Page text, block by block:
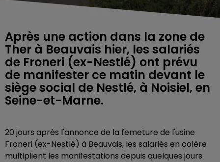
Après une action dans la zone de
Ther à Beauvais hier, les salariés
de Froneri (ex-Nestlé) ont prévu
de manifester ce matin devant le
siège social de Nestlé, à Noisiel, en
Seine-et-Marne.
20 jours après l'annonce de la femeture de l'usine
Froneri (ex-Nestlé) à Beauvais, les salariés en colère
multiplient les manifestations depuis quelques jours.